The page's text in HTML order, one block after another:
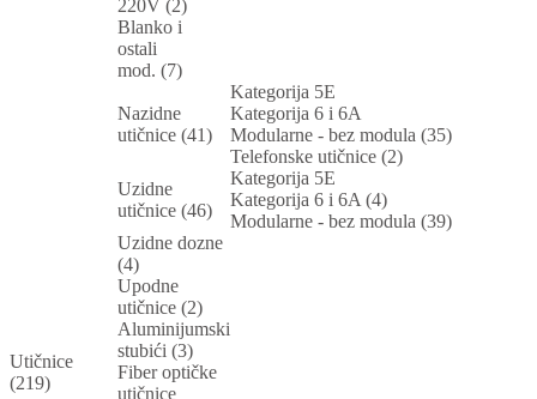
220V (2)
Blanko i
ostali
mod. (7)
Utičnice
(219)
Nazidne
utičnice (41)
Kategorija 5E
Kategorija 6 i 6A
Modularne - bez modula (35)
Telefonske utičnice (2)
Uzidne
utičnice (46)
Kategorija 5E
Kategorija 6 i 6A (4)
Modularne - bez modula (39)
Uzidne dozne
(4)
Upodne
utičnice (2)
Aluminijumski
stubići (3)
Fiber optičke
utičnice